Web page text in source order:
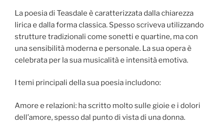
La poesia di Teasdale è caratterizzata dalla chiarezza
lirica e dalla forma classica. Spesso scriveva utilizzando
strutture tradizionali come sonetti e quartine, ma con
una sensibilità moderna e personale. La sua opera è
celebrata per la sua musicalità e intensità emotiva.
I temi principali della sua poesia includono:
Amore e relazioni: ha scritto molto sulle gioie e i dolori
dell’amore, spesso dal punto di vista di una donna.